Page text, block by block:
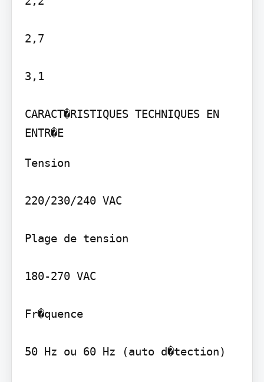
2,7
3,1
CARACT�RISTIQUES TECHNIQUES EN
ENTR�E
Tension
220/230/240 VAC
Plage de tension
180-270 VAC
Fr�quence
50 Hz ou 60 Hz (auto d�tection)